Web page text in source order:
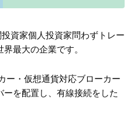
資家個人投資家問わずトレー
最大の企業です。
ー・仮想通貨対応ブローカー
を配置し、有線接続をした